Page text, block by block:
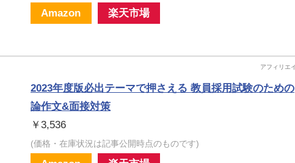
Amazon 楽天市場
2023年度版必出テーマで押さえる 教員採用試験のための
論作文&面接対策
￥3,536
(価格・在庫状況は記事公開時点のものです)